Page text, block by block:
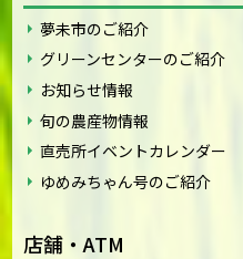
夢未市のご紹介
グリーンセンターのご紹介
お知らせ情報
旬の農産物情報
直売所イベントカレンダー
ゆめみちゃん号のご紹介
店舗・ATM